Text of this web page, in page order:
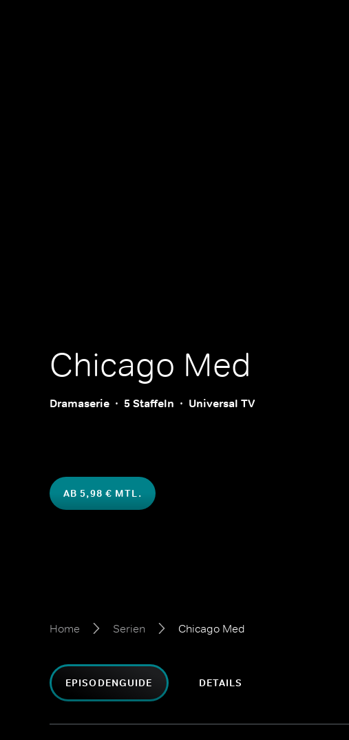
Chicago Med
Dramaserie 5 Staffeln Universal TV
AB 5,98 € MTL.
Home Serien Chicago Med
EPISODENGUIDE DETAILS